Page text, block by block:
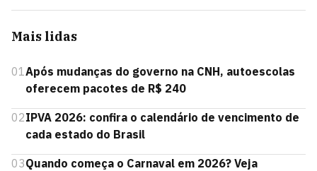
Mais lidas
01Após mudanças do governo na CNH, autoescolas
oferecem pacotes de R$ 240
02IPVA 2026: confira o calendário de vencimento de
cada estado do Brasil
03Quando começa o Carnaval em 2026? Veja